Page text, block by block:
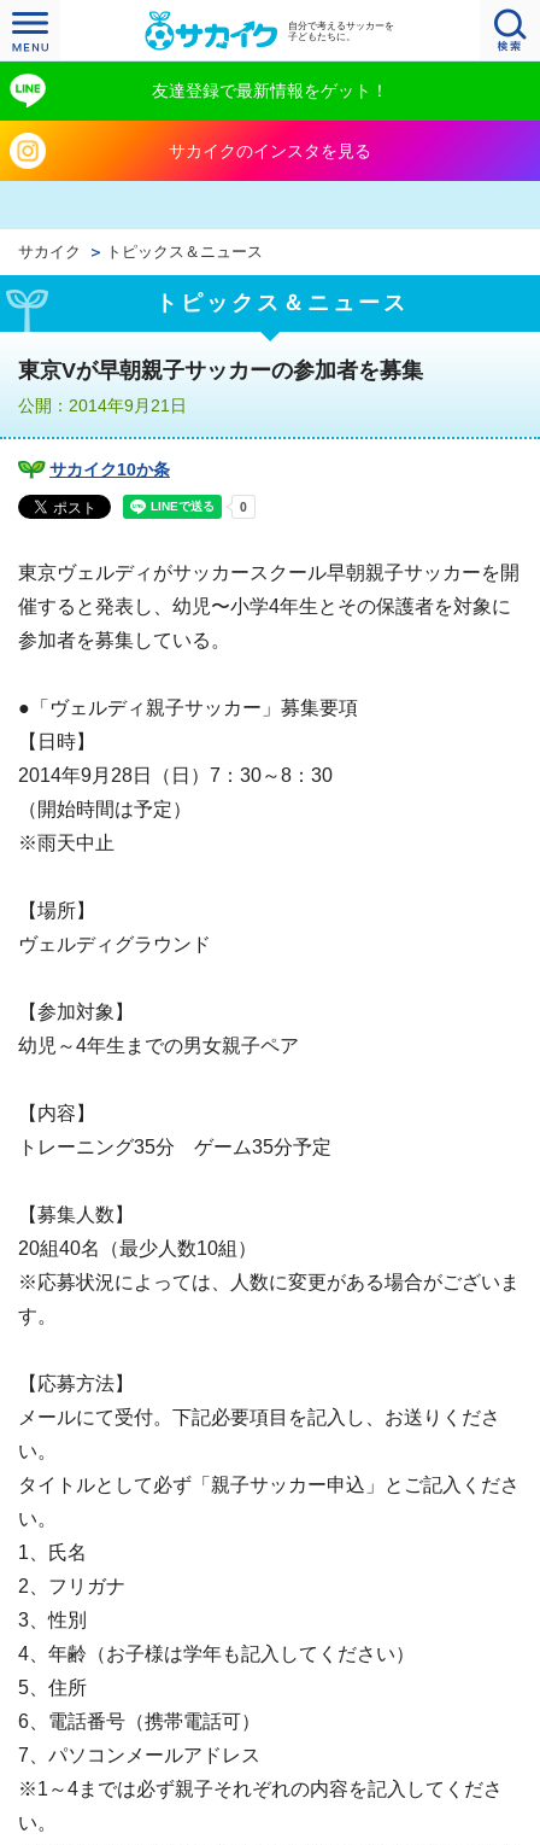
自分で考えるサッカーを
子どもたちに。
友達登録で最新情報をゲット！
サカイクのインスタを見る
サカイク トピックス＆ニュース
トピックス＆ニュース
東京Vが早朝親子サッカーの参加者を募集
公開：2014年9月21日
サカイク10か条
東京ヴェルディがサッカースクール早朝親子サッカーを開
催すると発表し、幼児〜小学4年生とその保護者を対象に
参加者を募集している。
●「ヴェルディ親子サッカー」募集要項
【日時】
2014年9月28日（日）7：30～8：30
（開始時間は予定）
※雨天中止
【場所】
ヴェルディグラウンド
【参加対象】
幼児～4年生までの男女親子ペア
【内容】
トレーニング35分 ゲーム35分予定
【募集人数】
20組40名（最少人数10組）
※応募状況によっては、人数に変更がある場合がございま
す。
【応募方法】
メールにて受付。下記必要項目を記入し、お送りくださ
い。
タイトルとして必ず「親子サッカー申込」とご記入くださ
い。
1、氏名
2、フリガナ
3、性別
4、年齢（お子様は学年も記入してください）
5、住所
6、電話番号（携帯電話可）
7、パソコンメールアドレス
※1～4までは必ず親子それぞれの内容を記入してくださ
い。